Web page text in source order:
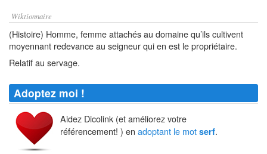
Wiktionnaire
(Histoire) Homme, femme attachés au domaine qu’ils cultivent
moyennant redevance au seigneur qui en est le propriétaire.
Relatif au servage.
Adoptez moi !
Aidez Dicolink (et améliorez votre
référencement! ) en adoptant le mot serf.